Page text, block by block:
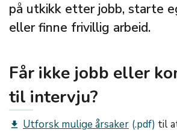
på utkikk etter jobb, starte
eller finne frivillig arbeid.
Får ikke jobb eller
til intervju?
get_app Utforsk mulige årsaker
til